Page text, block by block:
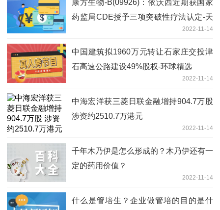
康方生物-B(09926)：依沃西近期获国家
药监局CDE授予三项突破性疗法认定-天
2022-11-14
中国建筑拟1960万元转让石家庄交投津
石高速公路建设49%股权-环球精选
2022-11-14
中海宏洋获三菱日联金融增持904.7万股
涉资约2510.7万港元
2022-11-14
千年木乃伊是怎么形成的？木乃伊还有一
定的药用价值？
2022-11-14
什么是管培生？企业做管培的目的是什